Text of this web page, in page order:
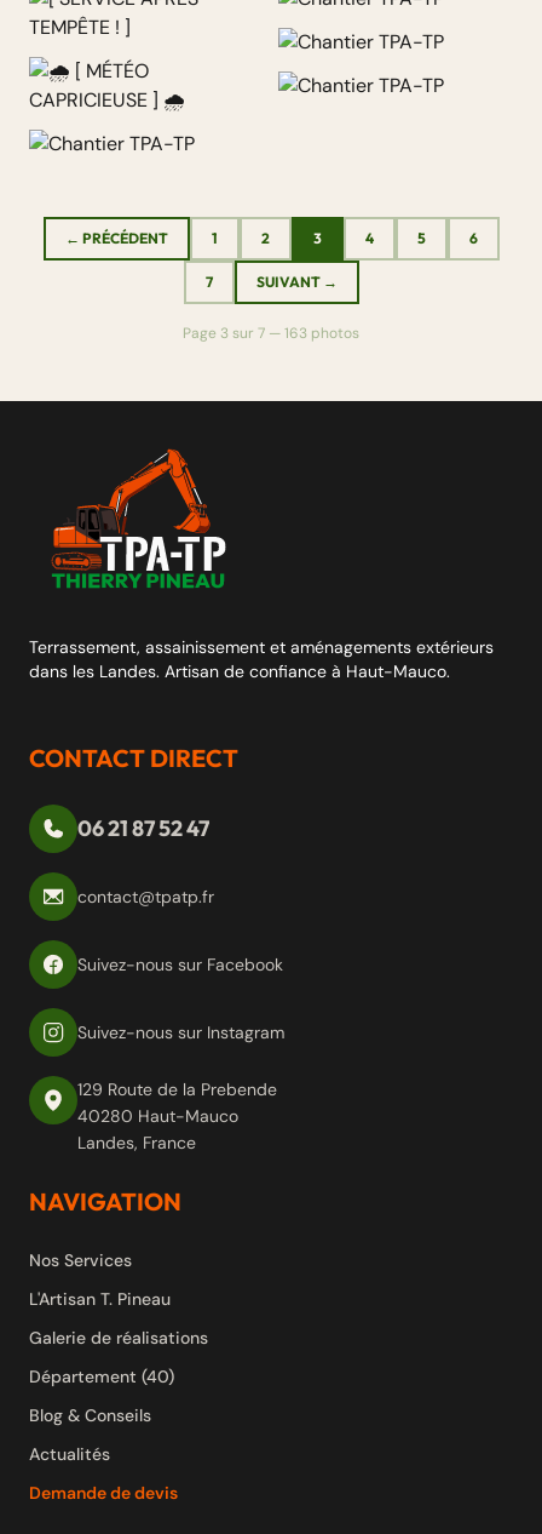
[ SERVICE APRÈS TEMPÊTE ! ]
🌧 [ MÉTÉO CAPRICIEUSE ] 🌧
← PRÉCÉDENT 1 2 3 4 5 6
7 SUIVANT →
Page 3 sur 7 — 163 photos
Terrassement, assainissement et aménagements extérieurs
dans les Landes. Artisan de confiance à Haut-Mauco.
CONTACT DIRECT
06 21 87 52 47
contact@tpatp.fr
Suivez-nous sur Facebook
Suivez-nous sur Instagram
129 Route de la Prebende
40280 Haut-Mauco
Landes, France
NAVIGATION
Nos Services
L'Artisan T. Pineau
Galerie de réalisations
Département (40)
Blog & Conseils
Actualités
Demande de devis